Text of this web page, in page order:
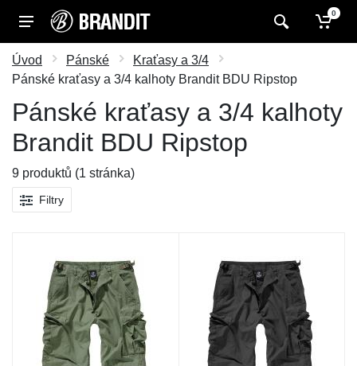
0
Úvod Pánské
Kraťasy a 3/4
Pánské kraťasy a 3/4 kalhoty Brandit BDU Ripstop
Pánské kraťasy a 3/4 kalhoty
Brandit BDU Ripstop
9 produktů (1 stránka)
Filtry